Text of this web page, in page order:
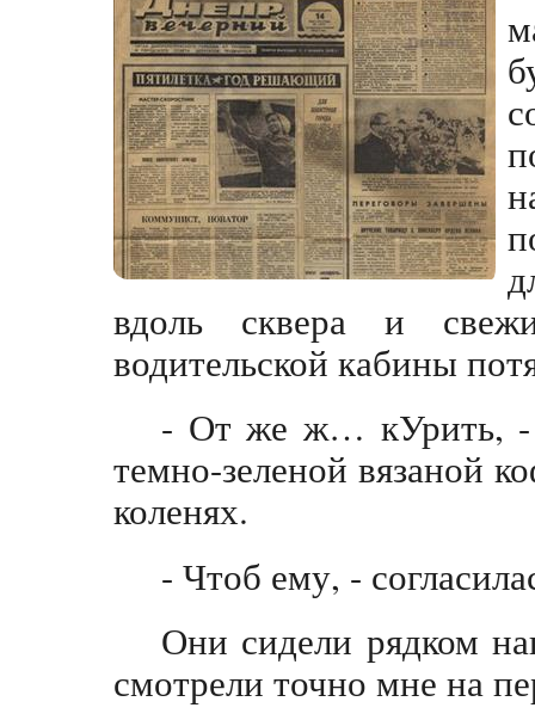
вдоль сквера и
водительской кабины
- От же ж… кУрить, -
темно-зеленой вязаной
коленях.
- Чтоб ему, -
Они сидели рядком
смотрели точно мне на